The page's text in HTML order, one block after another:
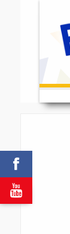

